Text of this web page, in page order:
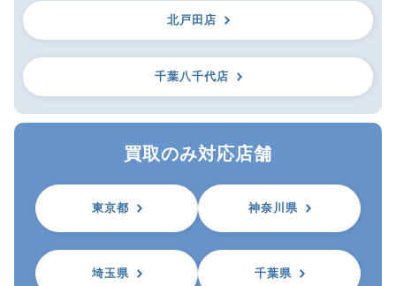
北戸田店
千葉八千代店
買取のみ対応店舗
東京都 神奈川県
埼玉県 千葉県